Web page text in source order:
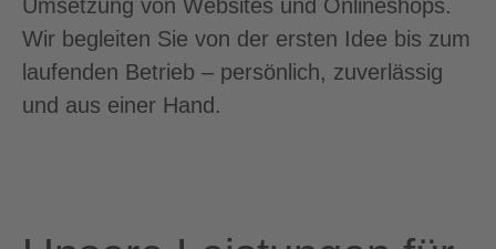
Umsetzung von Websites und Onlineshops.
Wir begleiten Sie von der ersten Idee bis zum
laufenden Betrieb – persönlich, zuverlässig
und aus einer Hand.